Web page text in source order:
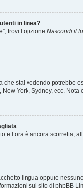
in linea?
trovi l’opzione Nascondi il
che stai vedendo
York, Sydney, ecc.
e l’ora è ancora scorretta,
lingua oppure
sul sito di phpBB